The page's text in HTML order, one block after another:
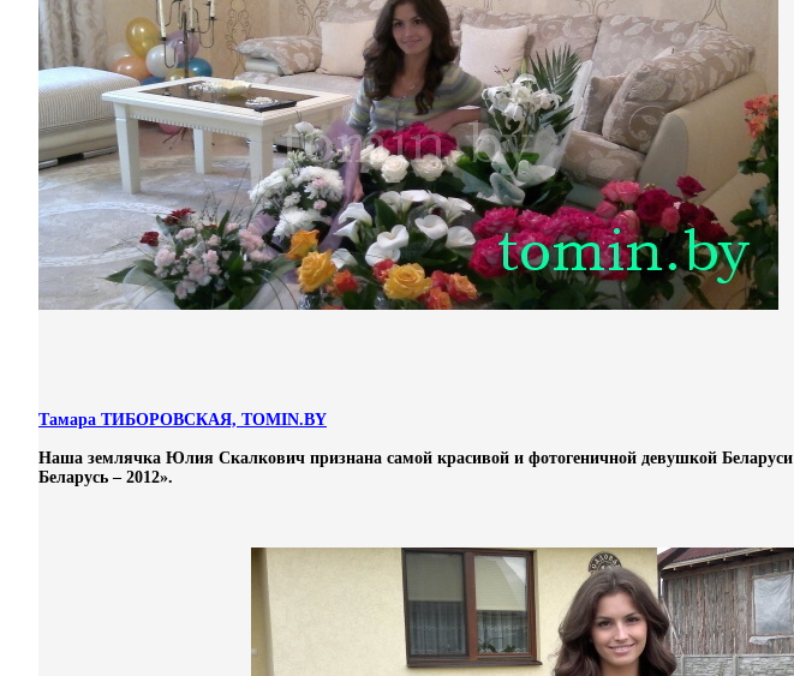
Тамара ТИБОРОВСКАЯ, TOMIN.BY
Наша землячка Юлия Скалкович признана самой красивой и фотогеничной девушкой
Беларусь – 2012».